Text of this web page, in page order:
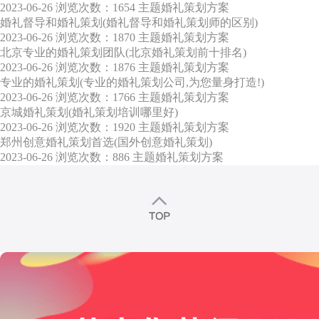
2023-06-26 浏览次数：1654 主题婚礼策划方案
婚礼督导和婚礼策划(婚礼督导和婚礼策划师的区别)
2023-06-26 浏览次数：1870 主题婚礼策划方案
北京专业的婚礼策划团队(北京婚礼策划前十排名)
2023-06-26 浏览次数：1876 主题婚礼策划方案
专业的婚礼策划(专业的婚礼策划公司,为您量身打造!)
2023-06-26 浏览次数：1766 主题婚礼策划方案
京城婚礼策划(婚礼策划培训哪里好)
2023-06-26 浏览次数：1920 主题婚礼策划方案
郑州创意婚礼策划首选(国外创意婚礼策划)
2023-06-26 浏览次数：886 主题婚礼策划方案